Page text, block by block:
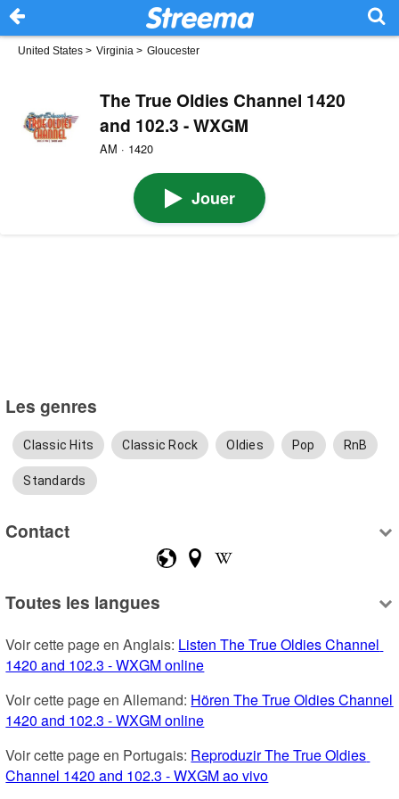
United States > Virginia > Gloucester
The True Oldies Channel 1420
and 102.3 - WXGM
AM · 1420
Jouer
Les genres
Classic Hits Classic Rock Oldies Pop RnB
Standards
Contact
Toutes les langues
Voir cette page en Anglais: Listen The True Oldies Channel
1420 and 102.3 - WXGM online
Voir cette page en Allemand: Hören The True Oldies Channel
1420 and 102.3 - WXGM online
Voir cette page en Portugais: Reproduzir The True Oldies
Channel 1420 and 102.3 - WXGM ao vivo